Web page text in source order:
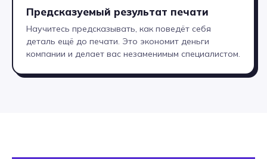
Предсказуемый результат печати
Научитесь предсказывать, как поведёт себя
деталь ещё до печати. Это экономит деньги
компании и делает вас незаменимым специалистом.